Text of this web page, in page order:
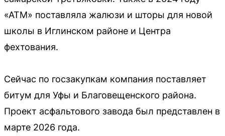
«АТМ» поставляла жалюзи и шторы для новой
школы в Иглинском районе и Центра
фехтования.
Сейчас по госзакупкам компания поставляет
битум для Уфы и Благовещенского района.
Проект асфальтового завода был представлен в
марте 2026 года.